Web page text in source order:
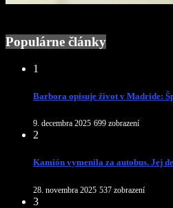
Populárne články
1
Barbora opisuje život v Madride:
9. decembra 2025 699 zobrazení
2
Kamión vymenila za autobus. Jej
28. novembra 2025 537 zobrazení
3